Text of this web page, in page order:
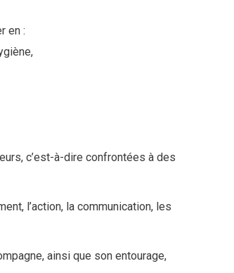
en :
c’est-à-dire confrontées à des
l’action, la communication, les
ainsi que son entourage,